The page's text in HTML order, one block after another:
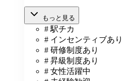
もっと見る
# 駅チカ
# インセンティブあり
# 研修制度あり
# 昇級制度あり
# 女性活躍中